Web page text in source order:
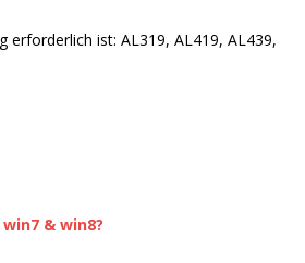
erforderlich ist: AL319, AL419, AL439,
& win8?